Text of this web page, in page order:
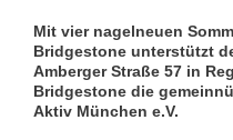
Mit vier nagelneuen
Bridgestone unterstützt
Amberger Straße 57 in
Bridgestone die
Aktiv München e.V.